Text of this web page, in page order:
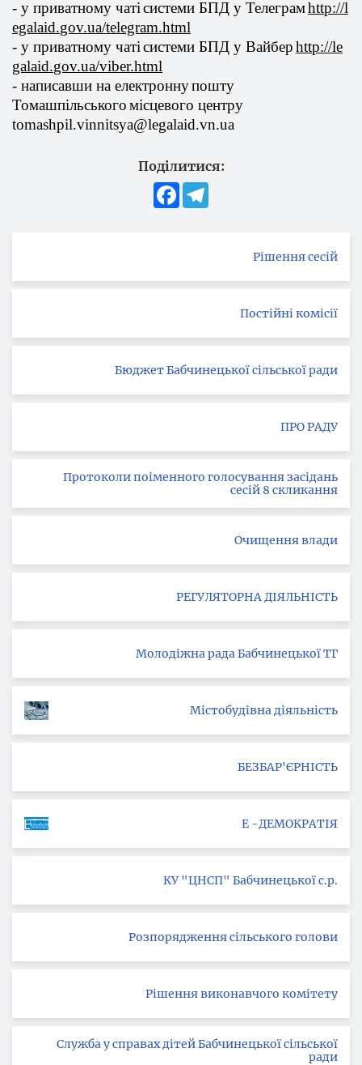
- у приватному чатісистеми БПД у Телеграмhttp://l
egalaid.gov.ua/telegram.html
- у приватному чатісистеми БПД у Вайберhttp://le
galaid.gov.ua/viber.html
- написавши на електроннупошту
Томашпільськогомісцевого центру
tomashpil.vinnitsya@legalaid.vn.ua
Поділитися:
Facebook
Рішення сесій
Постійні комісії
Бюджет Бабчинецької сільської ради
ПРО РАДУ
Протоколи поіменного голосування засідань
сесій 8 скликання
Очищення влади
РЕГУЛЯТОРНА ДІЯЛЬНІСТЬ
Молодіжна рада Бабчинецької ТГ
Містобудівна діяльність
БЕЗБАР'ЄРНІСТЬ
Е -ДЕМОКРАТІЯ
КУ "ЦНСП" Бабчинецької с.р.
Розпорядження сільського голови
Рішення виконавчого комітету
Служба у справах дітей Бабчинецької сільської
ради